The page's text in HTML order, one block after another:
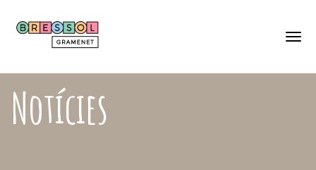
main
Notícies